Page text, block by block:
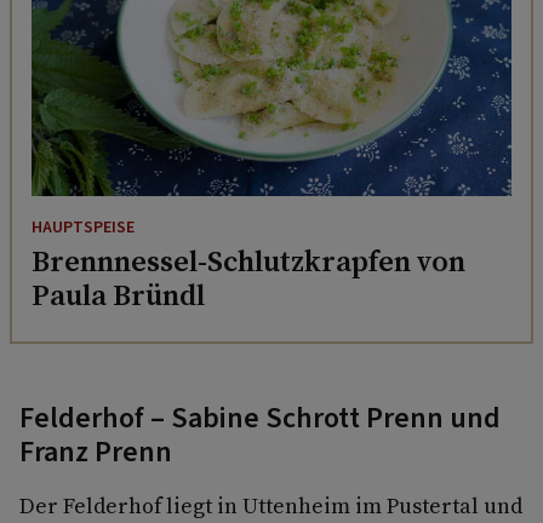
HAUPTSPEISE
Brennnessel-Schlutzkrapfen von
Paula Bründl
Felderhof – Sabine Schrott Prenn und
Franz Prenn
Der Felderhof liegt in Uttenheim im Pustertal und